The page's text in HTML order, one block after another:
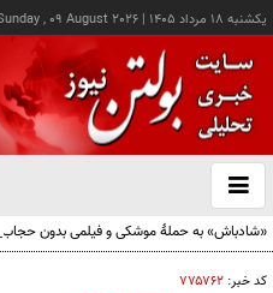
يکشنبه ۱۸ مرداد ۱۴۰۵ |
, 09 August 2026
باز
و
«شادباش» به حملۀ موشکی و فیلمی بدون
کد خبر: ۷۷۵۷۶۲